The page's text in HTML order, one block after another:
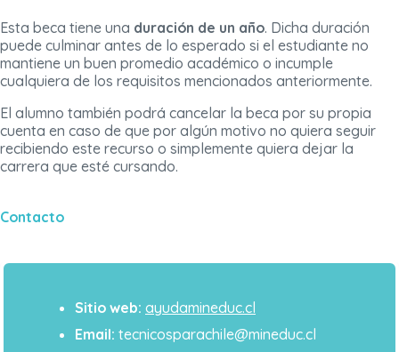
Esta beca tiene una duración de un año. Dicha duración
puede culminar antes de lo esperado si el estudiante no
mantiene un buen promedio académico o incumple
cualquiera de los requisitos mencionados anteriormente.
El alumno también podrá cancelar la beca por su propia
cuenta en caso de que por algún motivo no quiera seguir
recibiendo este recurso o simplemente quiera dejar la
carrera que esté cursando.
Contacto
Sitio web: ayudamineduc.cl
Email: tecnicosparachile@mineduc.cl